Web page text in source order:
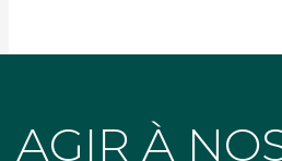
AGIR À